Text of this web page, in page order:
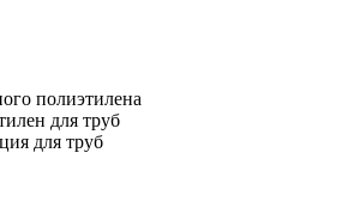
полиэтилена
для труб
для труб